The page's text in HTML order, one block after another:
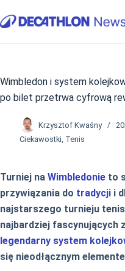
do
Wimbledon i system
po bilet przetrwa cyfrową
Krzysztof Kwaśny
Ciekawostki, Tenis
Turniej na Wimbledonie to
przywiązania do tradycji i
najstarszego turnieju
najbardziej fascynujących
legendarny system
się nieodłącznym